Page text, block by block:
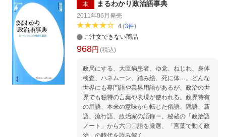
本 まるわかり政治語事典
2011年06月 発売
4(3件)
ご注文できない商品
968円 (税込)
政局にする、大臣病患者、ゆ党、ねじれ、身体
検査、ハネムーン、踏み絵、死に体…。どんな
世界にも専門語や業界用語があるが、政治の世
界でも独特の言葉や表現が使われる。政界特有
の用語、本来の意味から転じた俗語、隠語、新
語、流行語、政治家の語録ー。秘蔵の「政治語
ノート」から六〇〇語を厳選、「言葉で動く政
治」の時代を読み解く。